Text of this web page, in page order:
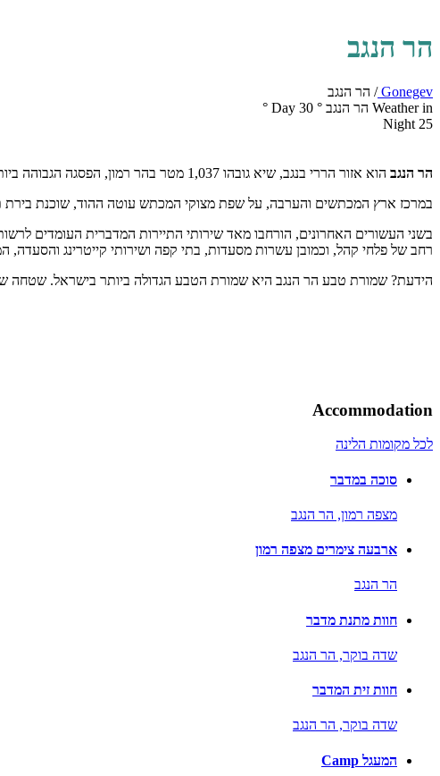
הר הנגב
Gonegev
/ הר הנגב
Weather in הר הנגב
°
30
Day
°
25
Night
הר הנגב הוא אזור הררי בנגב, שיא גובהו 1,037 מטר בהר רמון, הפסגה הגבוהה ביותר בדרום מדינת ישראל.
במרכז ארץ המכתשים והערבה, על שפת מצוקי המכתש עוטה ההוד, שוכנת
בשני העשורים האחרונים, הורחבו מאד שירותי התיירות המדברית העומדים
רחב של פלחי קהל, וכמובן עשרות מסעדות, בתי קפה ושירותי קייטרינג והסעדה,
הידעת? שמורת טבע הר הנגב היא שמורת הטבע הגדולה ביותר בישראל. שטחה של השמורה
Accommodation
לכל מקומות הלינה
סוכה במדבר
מצפה רמון, הר הנגב
ארבעה צימרים מצפה רמון
הר הנגב
חוות מתנת מדבר
שדה בוקר, הר הנגב
חוות זית המדבר
שדה בוקר, הר הנגב
המעגל Camp